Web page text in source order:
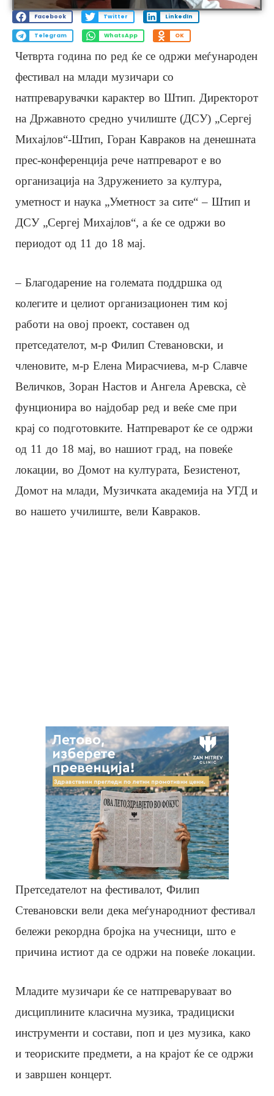
Facebook Twitter LinkedIn
Telegram WhatsApp OK
Четврта година по ред ќе се одржи меѓународен
фестивал на млади музичари со
натпреварувачки карактер во Штип. Директорот
на Државното средно училиште (ДСУ) „Сергеј
Михајлов“-Штип, Горан Кавраков на денешната
прес-конференција рече натпреварот е во
организација на Здружението за култура,
уметност и наука „Уметност за сите“ – Штип и
ДСУ „Сергеј Михајлов“, а ќе се одржи во
периодот од 11 до 18 мај.
– Благодарение на големата поддршка од
колегите и целиот организационен тим кој
работи на овој проект, составен од
претседателот, м-р Филип Стевановски, и
членовите, м-р Елена Мирасчиева, м-р Славче
Величков, Зоран Настов и Ангела Аревска, сè
фунционира во најдобар ред и веќе сме при
крај со подготовките. Натпреварот ќе се одржи
од 11 до 18 мај, во нашиот град, на повеќе
локации, во Домот на културата, Безистенот,
Домот на млади, Музичката академија на УГД и
во нашето училиште, вели Кавраков.
Претседателот на фестивалот, Филип
Стевановски вели дека меѓународниот фестивал
бележи рекордна бројка на учесници, што е
причина истиот да се одржи на повеќе локации.
Младите музичари ќе се натпреваруваат во
дисциплините класична музика, традициски
инструменти и состави, поп и џез музика, како
и теориските предмети, а на крајот ќе се одржи
и завршен концерт.